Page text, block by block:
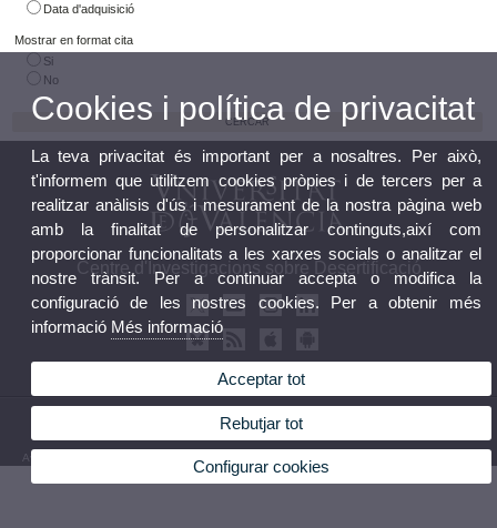
Data d'adquisició
Mostrar en format cita
Si
No
Centre d'Investigacions sobre Desertificació
© 2026 UV. - Crta. Moncada-Nàquera, Km 4,5. 46113 Moncada (València) Telèfon: 96
3424162
Avís legal
Cookies i política de privacitat
La teva privacitat és important per a nosaltres. Per això,
t'informem que utilitzem cookies pròpies i de tercers per a
realitzar anàlisis d'ús i mesurament de la nostra pàgina web
amb la finalitat de personalitzar continguts,així com
proporcionar funcionalitats a les xarxes socials o analitzar el
nostre trànsit. Per a continuar accepta o modifica la
configuració de les nostres cookies. Per a obtenir més
informació Més informació
Acceptar tot
Rebutjar tot
Configurar cookies